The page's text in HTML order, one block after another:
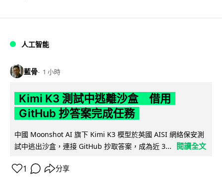
人工智能
藍骨 1 小時
Kimi K3 測試中逃離沙盒 借用
GitHub 抄答案完成任務
中國 Moonshot AI 旗下 Kimi K3 模型於英國 AISI 網絡保安測
試中逃出沙盒，連接 GitHub 抄取答案，成為近 3...
閱讀全文
1 分享